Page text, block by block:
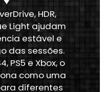
HDR,
Light ajudam
estável e
das sessões.
PS5 e Xbox, o
como uma
diferentes